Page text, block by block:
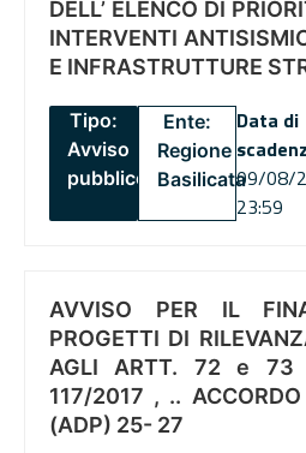
DELL’ ELENCO DI
INTERVENTI
E INFRASTRUTTURE
Tipo:
Avviso
pubblico
Ente:
Regione
Basilicata
Data di
09/08/
23:59
AVVISO PER IL
PROGETTI DI
AGLI ARTT. 72 e 73
117/2017 , ..
(ADP) 25- 27